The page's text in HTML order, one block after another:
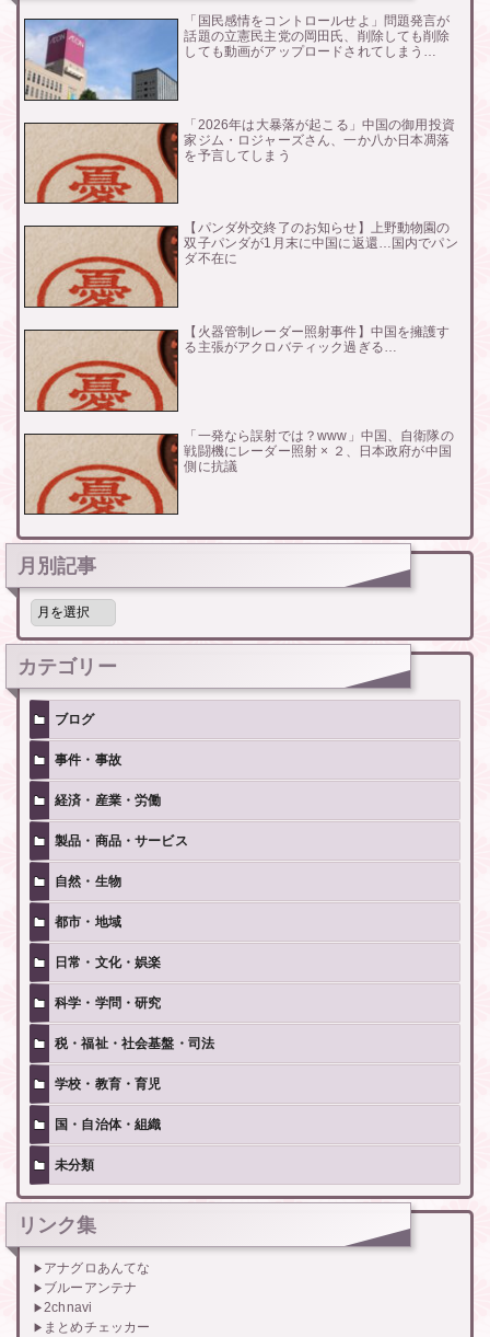
「国民感情をコントロールせよ」問題発言が
話題の立憲民主党の岡田氏、削除しても削除
しても動画がアップロードされてしまう…
「2026年は大暴落が起こる」中国の御用投資
家ジム・ロジャーズさん、一か八か日本凋落
を予言してしまう
【パンダ外交終了のお知らせ】上野動物園の
双子パンダが1月末に中国に返還…国内でパン
ダ不在に
【火器管制レーダー照射事件】中国を擁護す
る主張がアクロバティック過ぎる…
「一発なら誤射では？www」中国、自衛隊の
戦闘機にレーダー照射 × ２、日本政府が中国
側に抗議
月別記事
月
記
事
カテゴリー
ブログ
事件・事故
経済・産業・労働
製品・商品・サービス
自然・生物
都市・地域
日常・文化・娯楽
科学・学問・研究
税・福祉・社会基盤・司法
学校・教育・育児
国・自治体・組織
未分類
リンク集
アナグロあんてな
ブルーアンテナ
2chnavi
まとめチェッカー